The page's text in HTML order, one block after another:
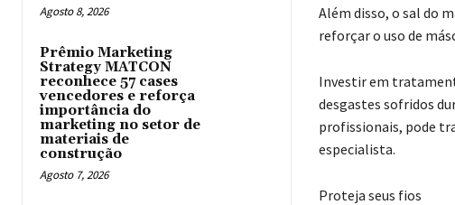
Agosto 8, 2026
Prêmio Marketing
Strategy MATCON
reconhece 57 cases
vencedores e reforça
importância do
marketing no setor de
materiais de
construção
Agosto 7, 2026
Além disso, o sal do
reforçar o uso de
Investir em
desgastes sofridos
profissionais, pode
especialista.
Proteja seus fios